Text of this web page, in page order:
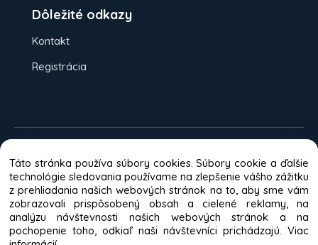
Dôležité odkazy
Kontakt
Registrácia
kartou
Bankový prevod
Odporúča väčšina zákazníkov
Táto stránka používa súbory cookies. Súbory cookie a ďalšie
technológie sledovania používame na zlepšenie vášho zážitku
z prehliadania našich webových stránok na to, aby sme vám
zobrazovali prispôsobený obsah a cielené reklamy, na
analýzu návštevnosti našich webových stránok a na
pochopenie toho, odkiaľ naši návštevníci prichádzajú.Viac